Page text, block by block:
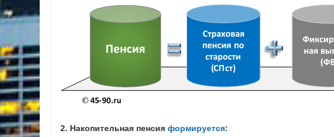
2. Накопительная пенсияформируется: